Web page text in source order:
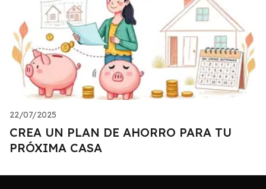
22/07/2025
CREA UN PLAN DE AHORRO PARA TU
PRÓXIMA CASA